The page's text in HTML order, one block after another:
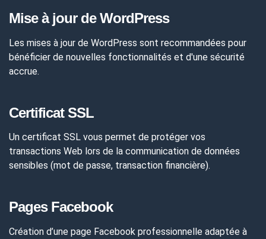
Mise à jour de WordPress
Les mises à jour de WordPress sont recommandées pour
bénéficier de nouvelles fonctionnalités et d'une sécurité
accrue.
Certificat SSL
Un certificat SSL vous permet de protéger vos
transactions Web lors de la communication de données
sensibles (mot de passe, transaction financière).
Pages Facebook
Création d’une page Facebook professionnelle adaptée à